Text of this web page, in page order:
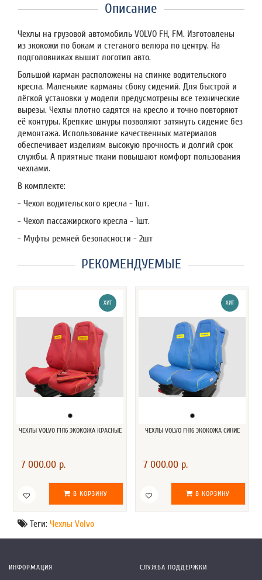
Описание
Чехлы на грузовой автомобиль VOLVO FH, FM. Изготовлены
из экокожи по бокам и стеганого велюра по центру. На
подголовниках вышит логотип авто.
Большой карман расположены на спинке водительского
кресла. Маленькие карманы сбоку сидений. Для быстрой и
лёгкой установки у модели предусмотрены все технические
вырезы. Чехлы плотно садятся на кресло и точно повторяют
её контуры. Крепкие шнуры позволяют затянуть сидение без
демонтажа. Использование качественных материалов
обеспечивает изделиям высокую прочность и долгий срок
службы. А приятные ткани повышают комфорт пользования
чехлами.
В комплекте:
- Чехол водительского кресла - 1шт.
- Чехол пассажирского кресла - 1шт.
- Муфты ремней безопасности - 2шт
РЕКОМЕНДУЕМЫЕ
ХИТ
ЧЕХЛЫ VOLVO FH16 ЭКОКОЖА КРАСНЫЕ
7 000.00 р.
В КОРЗИНУ
ХИТ
ЧЕХЛЫ VOLVO FH16 ЭКОКОЖА СИНИЕ
7 000.00 р.
В КОРЗИНУ
Теги: Чехлы Volvo
ИНФОРМАЦИЯ СЛУЖБА ПОДДЕРЖКИ